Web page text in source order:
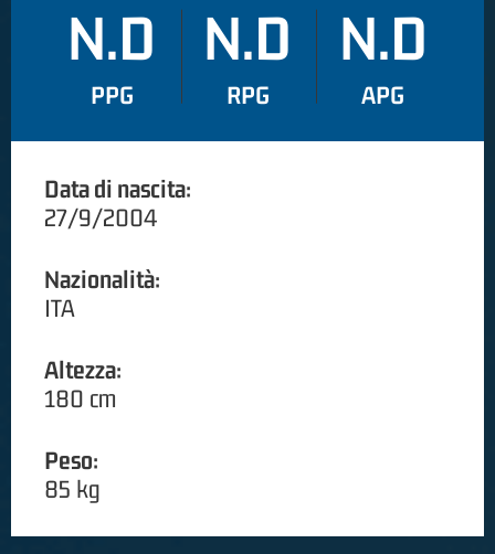
N.D
PPG
N.D
RPG
N.D
APG
Data di nascita:
27/9/2004
Nazionalità:
ITA
Altezza:
180 cm
Peso:
85 kg